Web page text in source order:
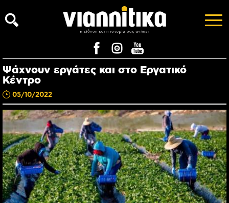
Ψάχνουν εργάτες και στο Εργατικό
Κέντρο
05/10/2022